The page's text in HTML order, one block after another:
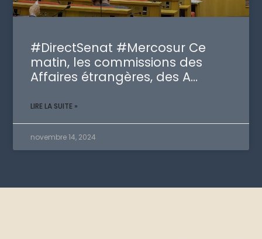
#DirectSenat #Mercosur Ce
matin, les commissions des
Affaires étrangères, des A…
LIRE LA SUITE »
novembre 14, 2024